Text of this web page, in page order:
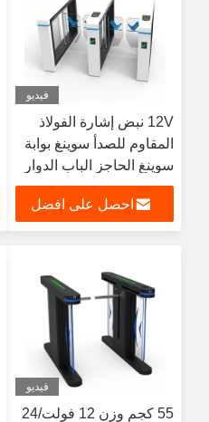
فيديو
12V نبض إشارة الفولاذ
المقاوم للصدأ سوينغ بوابة
سوينغ الحاجز الباب الدوار
90W
احصل على افضل
فيديو
55 كجم وزن 12 فولت/24